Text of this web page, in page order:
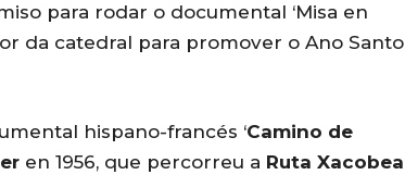
para rodar o documental ‘Misa en
da catedral para promover o Ano Santo
hispano-francés ‘Camino de
en 1956, que percorreu a Ruta Xacobea